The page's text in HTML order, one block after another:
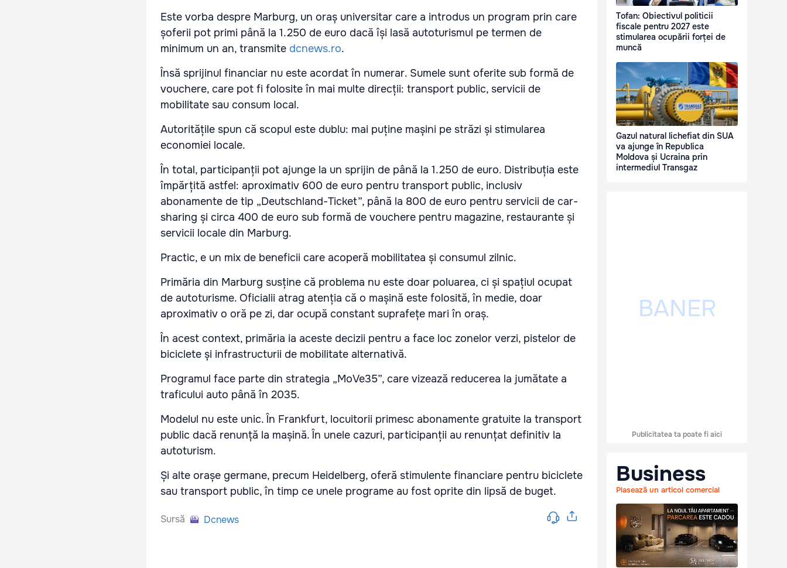
Este vorba despre Marburg, un oraș universitar care a introdus un program prin care
șoferii pot primi până la 1.250 de euro dacă își lasă autoturismul pe termen de
minimum un an, transmite dcnews.ro.
Însă sprijinul financiar nu este acordat în numerar. Sumele sunt oferite sub formă de
vouchere, care pot fi folosite în mai multe direcții: transport public, servicii de
mobilitate sau consum local.
Autoritățile spun că scopul este dublu: mai puține mașini pe străzi și stimularea
economiei locale.
În total, participanții pot ajunge la un sprijin de până la 1.250 de euro. Distribuția este
împărțită astfel: aproximativ 600 de euro pentru transport public, inclusiv
abonamente de tip „Deutschland-Ticket”, până la 800 de euro pentru servicii de car-
sharing și circa 400 de euro sub formă de vouchere pentru magazine, restaurante și
servicii locale din Marburg.
Practic, e un mix de beneficii care acoperă mobilitatea și consumul zilnic.
Primăria din Marburg susține că problema nu este doar poluarea, ci și spațiul ocupat
de autoturisme. Oficialii atrag atenția că o mașină este folosită, în medie, doar
aproximativ o oră pe zi, dar ocupă constant suprafețe mari în oraș.
În acest context, primăria ia aceste decizii pentru a face loc zonelor verzi, pistelor de
biciclete și infrastructurii de mobilitate alternativă.
Programul face parte din strategia „MoVe35”, care vizează reducerea la jumătate a
traficului auto până în 2035.
Modelul nu este unic. În Frankfurt, locuitorii primesc abonamente gratuite la transport
public dacă renunță la mașină. În unele cazuri, participanții au renunțat definitiv la
autoturism.
Și alte orașe germane, precum Heidelberg, oferă stimulente financiare pentru biciclete
sau transport public, în timp ce unele programe au fost oprite din lipsă de buget.
Sursă Dcnews
Tofan: Obiectivul politicii
fiscale pentru 2027 este
stimularea ocupării forței de
muncă
Gazul natural lichefiat din SUA
va ajunge în Republica
Moldova și Ucraina prin
intermediul Transgaz
Publicitatea ta poate fi aici
Business
Plasează un articol comercial